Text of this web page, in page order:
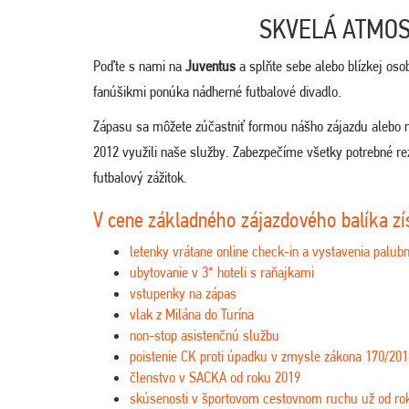
SKVELÁ
Poďte s nami na Juventus a splňte sebe alebo blízkej
fanúšikmi ponúka nádherné futbalové divadlo.
Zápasu sa môžete zúčastniť formou nášho zájazdu
2012 využili naše služby. Zabezpečíme všetky potrebné
futbalový zážitok.
V cene základného zájazdového balíka
letenky vrátane online check-in a vystavenia
ubytovanie v 3* hoteli s raňajkami
vstupenky na zápas
vlak z Milána do Turína
non-stop asistenčnú službu
poistenie CK proti úpadku v zmysle zákona 170/
členstvo v SACKA od roku 2019
skúsenosti v športovom cestovnom ruchu už od